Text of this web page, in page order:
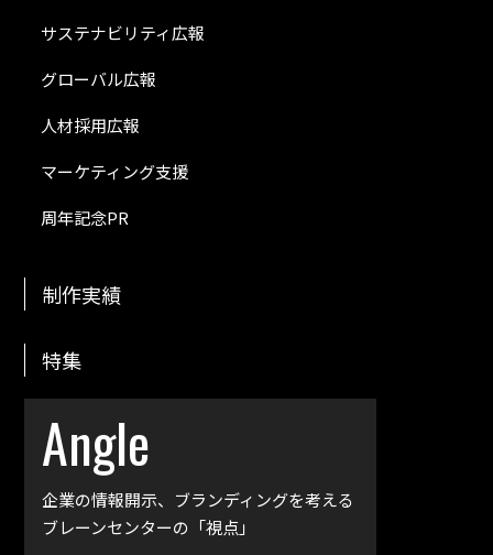
サステナビリティ広報
グローバル広報
人材採用広報
マーケティング支援
周年記念PR
制作実績
特集
Angle
企業の情報開示、 ブランディングを考える
ブレーンセンターの「視点」